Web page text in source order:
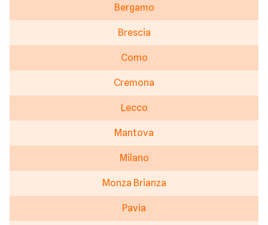
Bergamo
Brescia
Como
Cremona
Lecco
Mantova
Milano
Monza Brianza
Pavia